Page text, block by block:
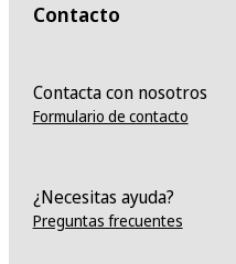
Contacto
Contacta con nosotros
Formulario de contacto
¿Necesitas ayuda?
Preguntas frecuentes